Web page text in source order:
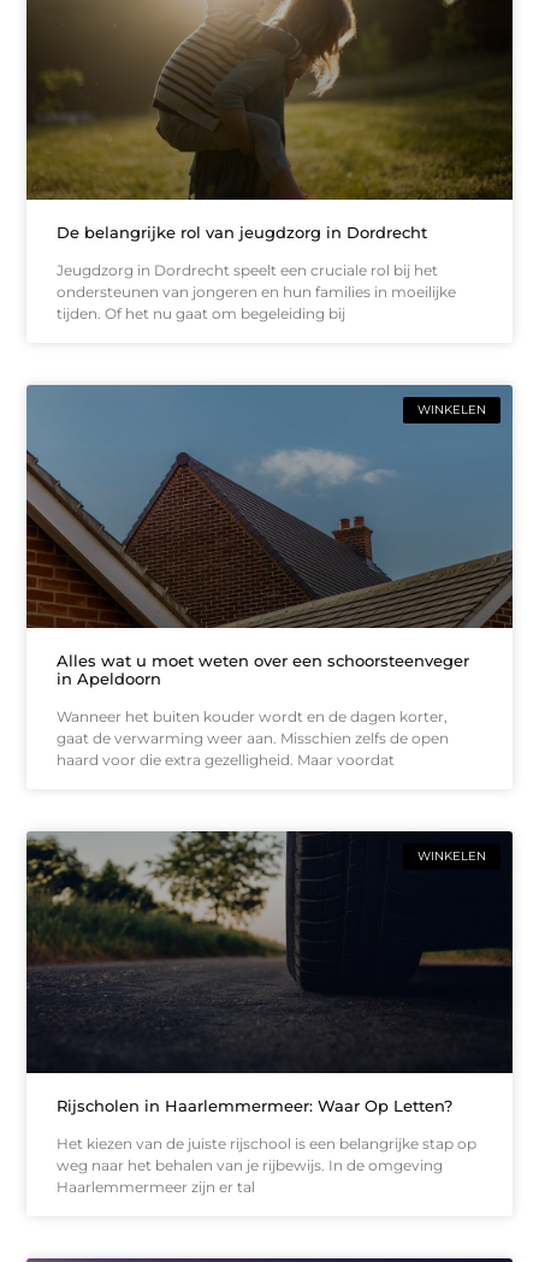
De belangrijke rol van jeugdzorg in Dordrecht
Jeugdzorg in Dordrecht speelt een cruciale rol bij het
ondersteunen van jongeren en hun families in moeilijke
tijden. Of het nu gaat om begeleiding bij
WINKELEN
Alles wat u moet weten over een schoorsteenveger
in Apeldoorn
Wanneer het buiten kouder wordt en de dagen korter,
gaat de verwarming weer aan. Misschien zelfs de open
haard voor die extra gezelligheid. Maar voordat
WINKELEN
Rijscholen in Haarlemmermeer: Waar Op Letten?
Het kiezen van de juiste rijschool is een belangrijke stap op
weg naar het behalen van je rijbewijs. In de omgeving
Haarlemmermeer zijn er tal